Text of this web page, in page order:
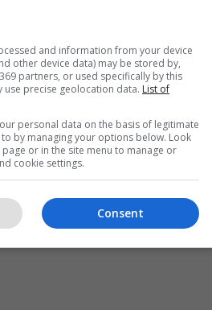
and information from your device
other device data) may be stored by,
partners, or used specifically by this
use precise geolocation data. List of
personal data on the basis of legitimate
by managing your options below. Look
or in the site menu to manage or
cookie settings.
Consent